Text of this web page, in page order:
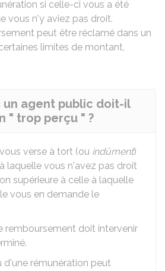
si celle-ci vous a été
vous n'y aviez pas droit.
peut être réclamé dans un
limites de montant.
un agent public doit-il
" trop perçu " ?
verse à tort (ou indûment)
laquelle vous n'avez pas droit
supérieure à celle à laquelle
vous en demande le
remboursement doit intervenir
d'une rémunération peut